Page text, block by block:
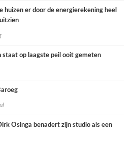
huizen er door de energierekening heel
staat op laagste peil ooit gemeten
Osinga benadert zijn studio als een